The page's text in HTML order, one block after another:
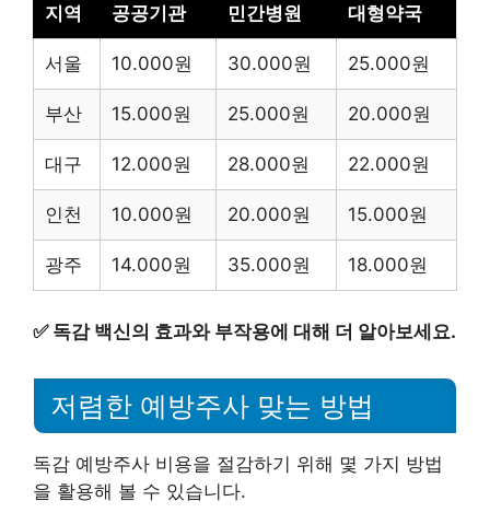
지역 공공기관 민간병원 대형약국
서울 10.000원 30.000원 25.000원
부산 15.000원 25.000원 20.000원
대구 12.000원 28.000원 22.000원
인천 10.000원 20.000원 15.000원
광주 14.000원 35.000원 18.000원
✅ 독감 백신의 효과와 부작용에 대해 더 알아보세요.
저렴한 예방주사 맞는 방법
독감 예방주사 비용을 절감하기 위해 몇 가지 방법
을 활용해 볼 수 있습니다.